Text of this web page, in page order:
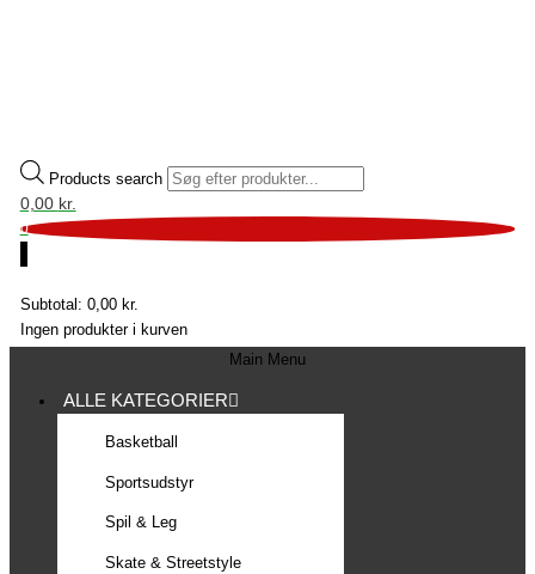
Products search
0,00 kr.
0
Subtotal: 0,00 kr.
Ingen produkter i kurven
Main Menu
ALLE KATEGORIER
Basketball
Sportsudstyr
Spil & Leg
Skate & Streetstyle